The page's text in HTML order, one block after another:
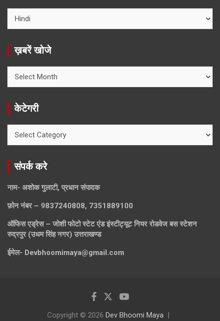
ख़बरें खोजे
खोजे
केटेगरी
संपर्क करे
नाम- अशोक गुलाटी, प्रधान संपादक
फ़ोन नंबर – 9837240808, 7351889100
ऑफिस एड्रेस – जोशी फोटो स्टेट एंड इंस्टीट्यूट नियर रोडवेज बस स्टेशन
रुद्रपुर (उधम सिंह नगर) उत्तराखण्ड
ईमेल- Devbhoomimaya@gmail.com
Copyright © 2026 Dev Bhoomi Maya